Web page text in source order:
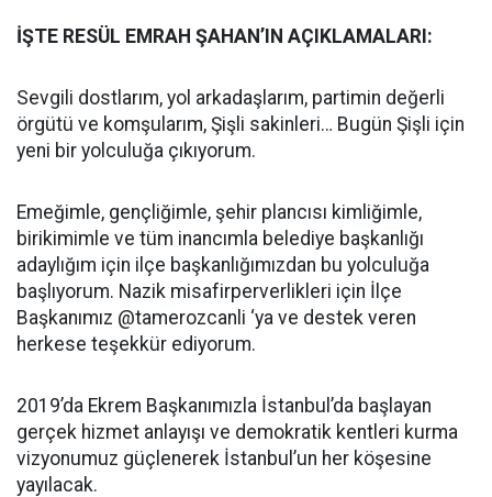
İŞTE RESÜL EMRAH ŞAHAN’IN AÇIKLAMALARI:
Sevgili dostlarım, yol arkadaşlarım, partimin değerli
örgütü ve komşularım, Şişli sakinleri… Bugün Şişli için
yeni bir yolculuğa çıkıyorum.
Emeğimle, gençliğimle, şehir plancısı kimliğimle,
birikimimle ve tüm inancımla belediye başkanlığı
adaylığım için ilçe başkanlığımızdan bu yolculuğa
başlıyorum. Nazik misafirperverlikleri için İlçe
Başkanımız @tamerozcanli ‘ya ve destek veren
herkese teşekkür ediyorum.
2019’da Ekrem Başkanımızla İstanbul’da başlayan
gerçek hizmet anlayışı ve demokratik kentleri kurma
vizyonumuz güçlenerek İstanbul’un her köşesine
yayılacak.